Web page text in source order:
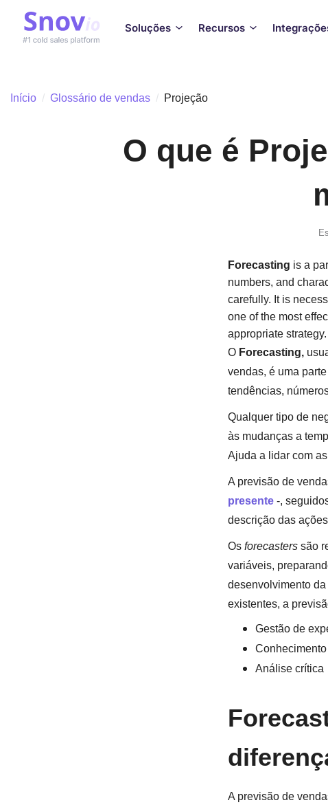
Soluções Recursos
Início / Glossário de vendas / Projeção
O que é
Forecasting is a
numbers, and
carefully. It is
one of the most
appropriate strategy.
O Forecasting,
vendas, é uma
tendências,
Qualquer tipo de
às mudanças a
Ajuda a lidar com
A previsão de
presente-,
descrição das
Osforecasterssão
variáveis,
desenvolvimento
existentes, a
Gestão de
Análise crítica
A previsão de